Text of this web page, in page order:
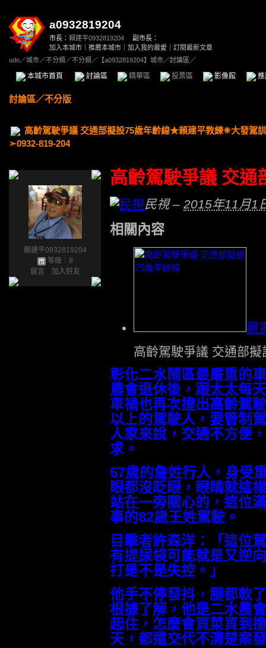
a0932819204
市長： 賴建平0932819204
副市長：
加入本城市
推薦本城市 加入我的最愛
訂閱最新文章
udn／城市／不分類 ／不分類 ／ 【a0932819204】城市／討論區／
本城市首頁 討論區 精華區 投票區 影像館
討論區／不分版
高齡駕駛爭議 交通部擬設75歲年齡線★賴建平教練❈大發駕
➣0932-819-204
賴建平0932819204
等級：8
留言
加入好友
高齡駕駛爭議 交通
民視– 2015年11月1
相關內容
觀
高齡駕駛爭議 交通部
彰化二水鬧區最嚴重的
農會退休後，跟太太每
車禍也再次撞出高齡駕
以上的駕駛人，要管制
人家來說，交通不方便
求。
57歲的詹姓行人，身受
眼都沒眨眼，眼睛就這
站在一旁關心的，這位
事的82歲王姓駕駛。
目擊者許森洋：「這位
有提尿袋可能就是又逆
打是不是失控。」
他手不停發抖，腿都軟
根據了解，他是二水農
起住，怎麼會買菜買到
天，都還交代不清楚案